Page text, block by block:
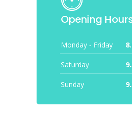
Opening
Monday - Friday
Saturday
Sunday